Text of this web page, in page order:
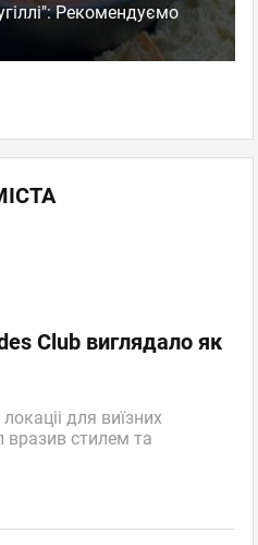
Рекомендуємо
Club виглядало як
для виїзних
вразив стилем та